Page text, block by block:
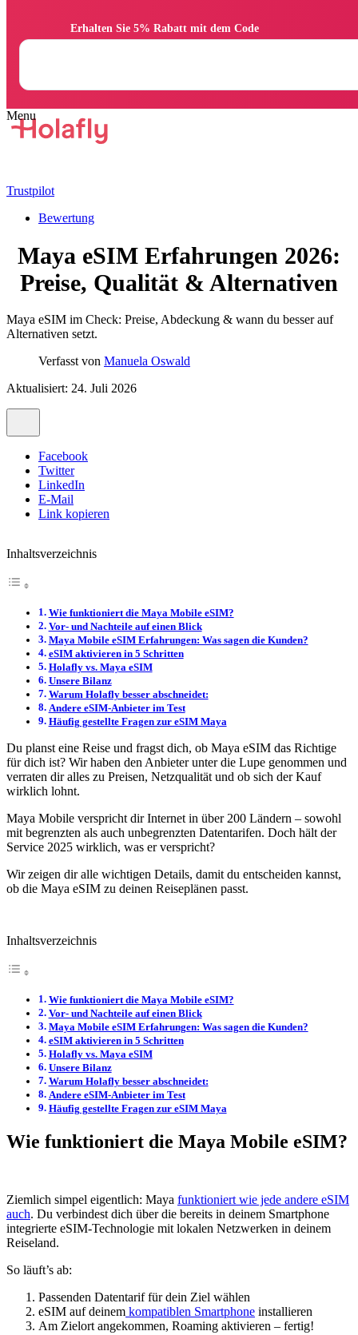
Trustpilot
Bewertung
Maya eSIM Erfahrungen 2026:
Preise, Qualität & Alternativen
Maya eSIM im Check: Preise, Abdeckung & wann du besser auf
Alternativen setzt.
Verfasst von Manuela Oswald
Aktualisiert: 24. Juli 2026
Facebook
Twitter
LinkedIn
E-Mail
Link kopieren
Inhaltsverzeichnis
Wie funktioniert die Maya Mobile eSIM?
Vor- und Nachteile auf einen Blick
Maya Mobile eSIM Erfahrungen: Was sagen die Kunden?
eSIM aktivieren in 5 Schritten
Holafly vs. Maya eSIM
Unsere Bilanz
Warum Holafly besser abschneidet:
Andere eSIM-Anbieter im Test
Häufig gestellte Fragen zur eSIM Maya
Du planst eine Reise und fragst dich, ob Maya eSIM das Richtige
für dich ist? Wir haben den Anbieter unter die Lupe genommen und
verraten dir alles zu Preisen, Netzqualität und ob sich der Kauf
wirklich lohnt.
Maya Mobile verspricht dir Internet in über 200 Ländern – sowohl
mit begrenzten als auch unbegrenzten Datentarifen. Doch hält der
Service 2025 wirklich, was er verspricht?
Wir zeigen dir alle wichtigen Details, damit du entscheiden kannst,
ob die Maya eSIM zu deinen Reiseplänen passt.
Inhaltsverzeichnis
Wie funktioniert die Maya Mobile eSIM?
Vor- und Nachteile auf einen Blick
Maya Mobile eSIM Erfahrungen: Was sagen die Kunden?
eSIM aktivieren in 5 Schritten
Holafly vs. Maya eSIM
Unsere Bilanz
Warum Holafly besser abschneidet:
Andere eSIM-Anbieter im Test
Häufig gestellte Fragen zur eSIM Maya
Wie funktioniert die Maya Mobile eSIM?
Ziemlich simpel eigentlich: Maya funktioniert wie jede andere eSIM
auch. Du verbindest dich über die bereits in deinem Smartphone
integrierte eSIM-Technologie mit lokalen Netzwerken in deinem
Reiseland.
So läuft’s ab:
Passenden Datentarif für dein Ziel wählen
eSIM auf deinem kompatiblen Smartphone installieren
Am Zielort angekommen, Roaming aktivieren – fertig!